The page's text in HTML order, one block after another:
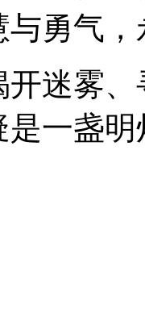
勇气
开迷雾
是一盏